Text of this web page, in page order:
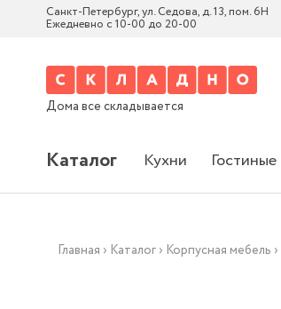
Санкт-Петербург, ул. Седова, д. 13, пом. 6Н
Ежедневно с 10-00 до 20-00
Дома все складывается
Каталог Кухни Гостиные
Главная › Каталог › Корпусная мебель ›